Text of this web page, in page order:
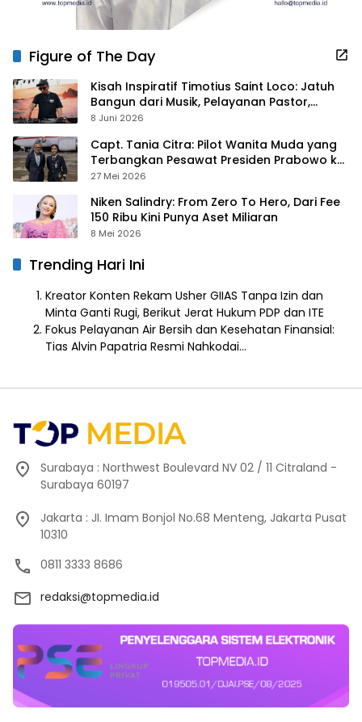
Figure of The Day
Kisah Inspiratif Timotius Saint Loco: Jatuh
Bangun dari Musik, Pelayanan Pastor,
hingga Gurita Bisnis Sambal Babon
8 Juni 2026
Capt. Tania Citra: Pilot Wanita Muda yang
Terbangkan Pesawat Presiden Prabowo ke
Prancis
27 Mei 2026
Niken Salindry: From Zero To Hero, Dari Fee
150 Ribu Kini Punya Aset Miliaran
8 Mei 2026
Trending Hari Ini
Kreator Konten Rekam Usher GIIAS Tanpa Izin dan
Minta Ganti Rugi, Berikut Jerat Hukum PDP dan ITE
Fokus Pelayanan Air Bersih dan Kesehatan Finansial:
Tias Alvin Papatria Resmi Nahkodai…
Surabaya : Northwest Boulevard NV 02 / 11 Citraland -
Surabaya 60197
Jakarta : JI. Imam Bonjol No.68 Menteng, Jakarta Pusat
10310
0811 3333 8686
redaksi@topmedia.id